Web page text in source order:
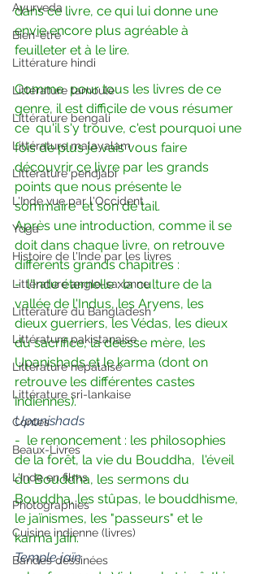
Ayurveda
Bien-être
Littérature hindi
Littérature tamoule
Littérature bengali
Littérature malayalam
Littérature pendjabi
L'Inde vue par l'Occident
Yoga
Histoire de l'Inde par les livres
Littérature anglo-saxonne
Littérature du Bangladesh
Littérature pakistanaise
Littérature népalaise
Littérature sri-lankaise
Contes
Beaux-Livres
L'Inde en films
Photographies
Cuisine indienne (livres)
Bandes dessinées
dans ce livre, ce qui lui donne une
envie encore plus agréable à
feuilleter et à le lire.
Comme  pour tous les livres de ce
genre, il est difficile de vous résumer
ce  qu'il s'y trouve, c'est pourquoi une
fois de plus je vais vous faire
découvrir ce livre par les grands
points que nous présente le
sommaire  et son dé tail.
Après une introduction, comme il se
doit dans chaque livre, on retrouve
différents grands chapitres :
-  l'Inde éternelle : la culture de la
vallée de l'Indus, les Aryens, les
dieux guerriers, les Védas, les dieux
du sacrifice, la déesse mère, les
Upanishads et le karma (dont on
retrouve les différentes castes
indiennes).
Upanishads
-  le renoncement : les philosophies
de la forêt, la vie du Bouddha,  l'éveil
du Bouddha, les sermons du
Bouddha, les stûpas, le bouddhisme,
le jaïnismes, les "passeurs" et le
karma jaïn.
Temple jaïn